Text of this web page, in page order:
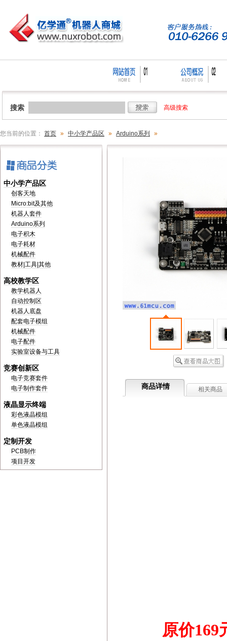
搜索 高级搜索
您当前的位置： 首页 » 中小学产品区 » Arduino系列 »
中小学产品区
创客天地
Micro:bit及其他
机器人套件
Arduino系列
电子积木
电子耗材
机械配件
教材|工具|其他
高校教学区
教学机器人
自动控制区
机器人底盘
配套电子模组
机械配件
电子配件
实验室设备与工具
竞赛创新区
电子竞赛套件
电子制作套件
液晶显示终端
彩色液晶模组
单色液晶模组
定制开发
PCB制作
项目开发
商品详情 相关商品
原价169